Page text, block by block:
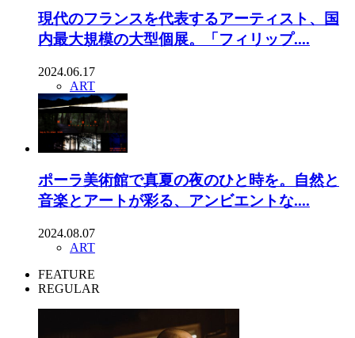
現代のフランスを代表するアーティスト、国
内最大規模の大型個展。「フィリップ....
2024.06.17
ART
ポーラ美術館で真夏の夜のひと時を。自然と
音楽とアートが彩る、アンビエントな....
2024.08.07
ART
FEATURE
REGULAR